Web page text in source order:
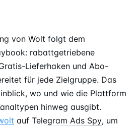
von Wolt folgt dem
rabattgetriebene
Lieferhaken und Abo-
für jede Zielgruppe. Das
wo und wie die Plattform
hinweg ausgibt.
auf Telegram Ads Spy, um